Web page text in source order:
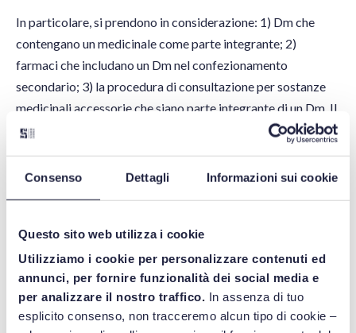
Consenso Dettagli Informazioni sui cookie
Questo sito web utilizza i cookie
Utilizziamo i cookie per personalizzare contenuti ed
annunci, per fornire funzionalità dei social media e
per analizzare il nostro traffico. In assenza di tuo
esplicito consenso, non tracceremo alcun tipo di cookie –
In particolare, si prendono in considerazione: 1) Dm che
contengano un medicinale come parte integrante; 2)
farmaci che includano un Dm nel confezionamento
secondario; 3) la procedura di consultazione per sostanze
medicinali accessorie che siano parte integrante di un Dm. Il
documento si rivolge principalmente a richiedenti e/o
farmaci e Organismi Notificati.
L’addio della Svizzera
Infine, un documento sulla “Swissexit” emanato dall’autorità
competente svizzera. A causa infatti del mancato rinnovo
dell’accordo tra Svizzera e Unione europea sul reciproco